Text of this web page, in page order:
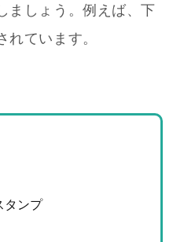
ましょう。例えば、下
れています。
タンプ